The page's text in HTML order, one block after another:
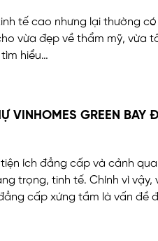
tế cao nhưng lại thường
vừa đẹp về thẩm mỹ, vừa
hiểu…
VINHOMES GREEN
ích đẳng cấp và cảnh
trọng, tinh tế. Chính vì
cấp xứng tầm là vấn đề